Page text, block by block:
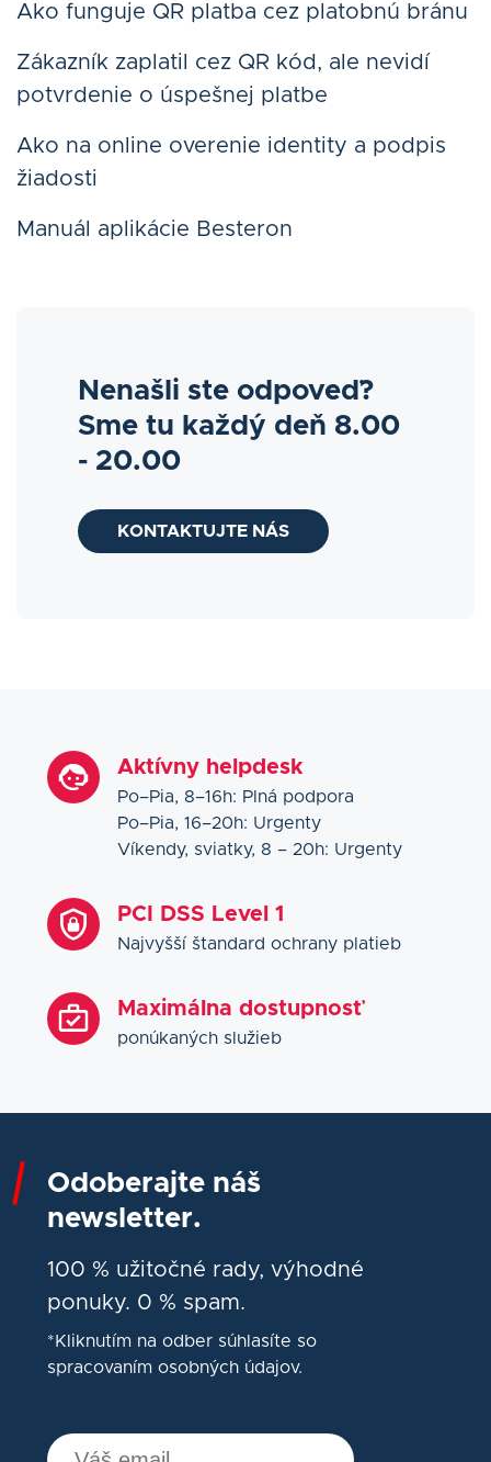
Ako funguje QR platba cez platobnú bránu
Zákazník zaplatil cez QR kód, ale nevidí
potvrdenie o úspešnej platbe
Ako na online overenie identity a podpis
žiadosti
Manuál aplikácie Besteron
Nenašli ste odpoveď?
Sme tu každý deň 8.00
- 20.00
KONTAKTUJTE NÁS
Aktívny helpdesk
Po–Pia, 8–16h: Plná podpora
Po–Pia, 16–20h: Urgenty
Víkendy, sviatky, 8 – 20h: Urgenty
PCI DSS Level 1
Najvyšší štandard ochrany platieb
Maximálna dostupnosť
ponúkaných služieb
Odoberajte náš
newsletter.
100 % užitočné rady, výhodné
ponuky. 0 % spam.
*Kliknutím na odber súhlasíte so
spracovaním osobných údajov.